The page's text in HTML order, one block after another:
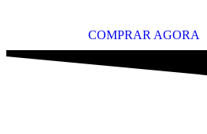
COMPRAR AGORA